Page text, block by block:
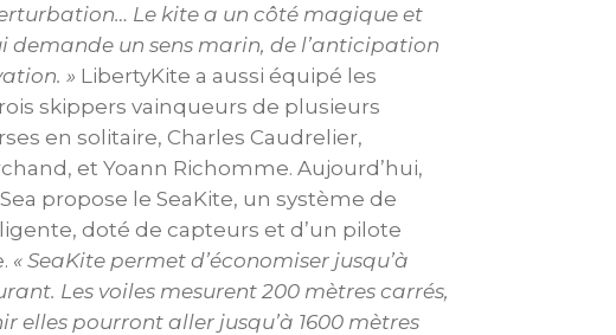
Le kite a un côté magique et
demande un sens marin, de l’anticipation
» LibertyKite a aussi équipé les
skippers vainqueurs de plusieurs
en solitaire, Charles Caudrelier,
et Yoann Richomme. Aujourd’hui,
propose le SeaKite, un système de
doté de capteurs et d’un pilote
« SeaKite permet d’économiser jusqu’à
Les voiles mesurent 200 mètres carrés,
elles pourront aller jusqu’à 1600 mètres